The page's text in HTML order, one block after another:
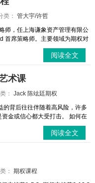
类： 管大宇/许哲
师，任上海谦象资产管理有限公
首席策略师。主要领域为期权对
阅读全文
术课
： Jack 陈竑廷期权
的背后往往伴随着高风险，许多
金或信心都大受打击。 如何在
阅读全文
： 期权课程